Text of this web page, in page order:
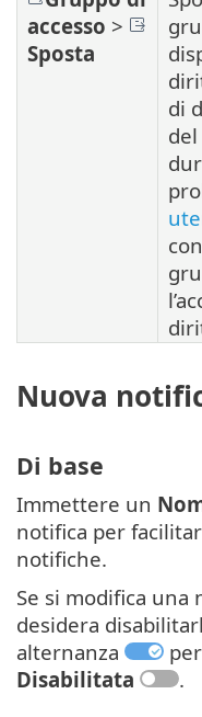
accesso >
Sposta
di
Nuova
Di base
Immettere un
notifica per
notifiche.
Se si modifica una
desidera
alternanza
Disabilitata
.